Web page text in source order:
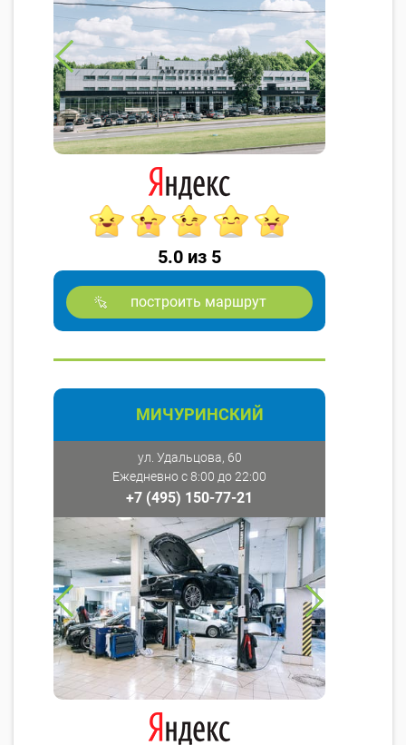
5.0 из 5
построить маршрут
МИЧУРИНСКИЙ
ул. Удальцова, 60
Ежедневно с 8:00 до 22:00
+7 (495) 150-77-21